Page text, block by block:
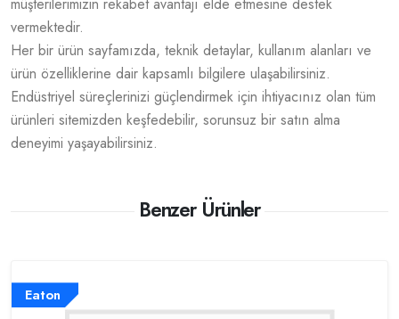
müşterilerimizin rekabet avantajı elde etmesine destek
vermektedir.
Her bir ürün sayfamızda, teknik detaylar, kullanım alanları ve
ürün özelliklerine dair kapsamlı bilgilere ulaşabilirsiniz.
Endüstriyel süreçlerinizi güçlendirmek için ihtiyacınız olan tüm
ürünleri sitemizden keşfedebilir, sorunsuz bir satın alma
deneyimi yaşayabilirsiniz.
Benzer Ürünler
Eaton